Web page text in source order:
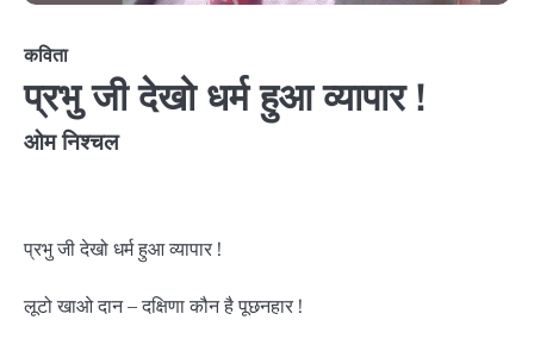
कविता
प्रभु जी देखो धर्म हुआ व्यापार !
ओम निश्चल
प्रभु जी देखो धर्म हुआ व्यापार !
लूटो खाओ दान – दक्षिणा कौन है पूछनहार !